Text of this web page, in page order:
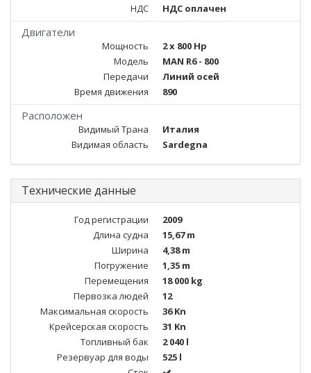
НДС
НДС оплачен
Двигатели
Мощность
2 x 800 Hp
Модель
MAN R6 - 800
Передачи
Линий осей
Время движения
890
Расположен
Видимый Трана
Италия
Видимая область
Sardegna
Технические данные
Год регистрации
2009
Длина судна
15,67 m
Ширина
4,38 m
Погружение
1,35 m
Перемещения
18 000 kg
Первозка людей
12
Максимальная скорость
36 Kn
Крейсерская скорость
31 Kn
Топливный бак
2 040 l
Резервуар для воды
525 l